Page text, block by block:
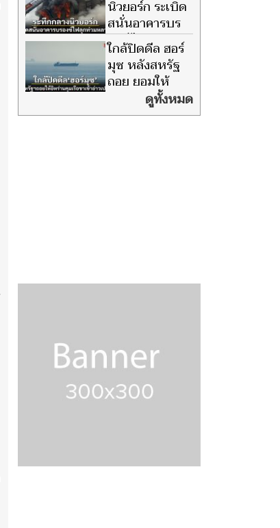
หลังรอข้อมูลจากจอร์เจีย
นิวยอร์ก ระเบิด
สนั่นอาคารบร
องซ์ ไฟลุกท่วม
หลายชั้น ดับ 1 ราย เจ็บอื้อ
ใกล้ปิดดีล ฮอร์
มุซ หลังสหรัฐ
ถอย ยอมให้
อิหร่าน คุมเรือ
ขาเข้าอ่าวเปอร์เซีย
ดูทั้งหมด